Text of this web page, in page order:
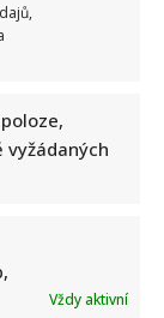
Vždy aktivní
ročníky si